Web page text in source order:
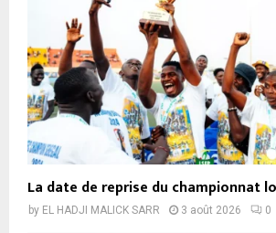
La date de reprise du championnat
by EL HADJI MALICK SARR 3 août 2026 0